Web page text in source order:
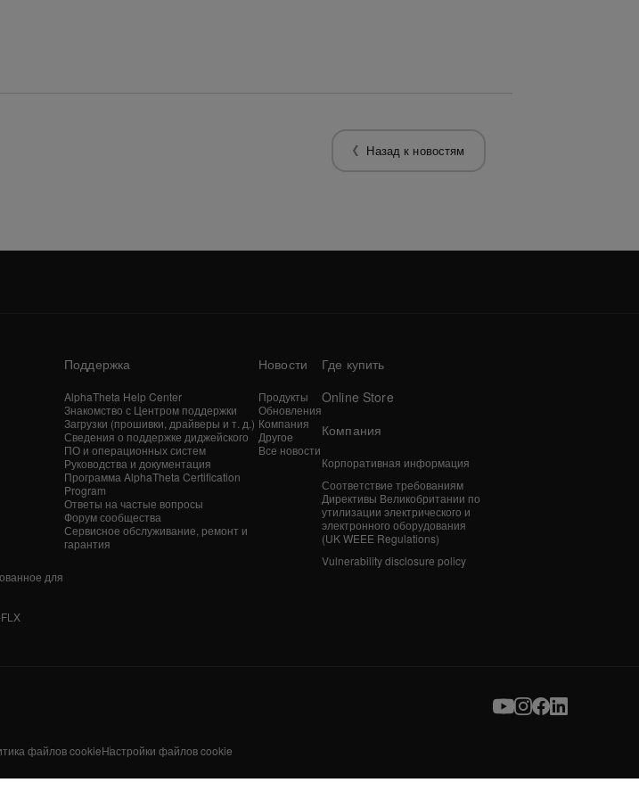
Назад к новостям
для
Поддержка
AlphaTheta Help Center
Знакомство с Центром поддержки
Загрузки (прошивки, драйверы и т. д.)
Сведения о поддержке диджейского
ПО и операционных систем
Руководства и документация
Программа AlphaTheta Certification
Program
Ответы на частые вопросы
Форум сообщества
Сервисное обслуживание, ремонт и
гарантия
Новости
Продукты
Обновления
Компания
Другое
Все новости
Где купить
Online Store
Компания
Корпоративная информация
Соответствие требованиям
Директивы Великобритании по
утилизации электрического и
электронного оборудования
(UK WEEE Regulations)
Vulnerability disclosure policy
файлов cookieНастройки файлов cookie